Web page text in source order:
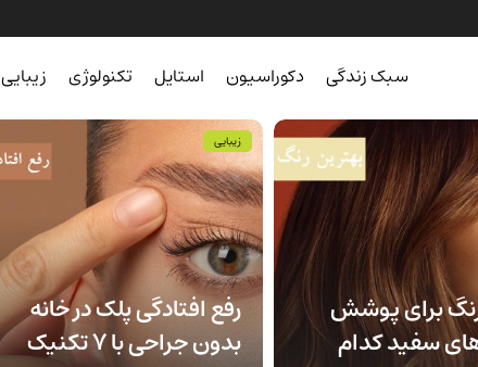
سبک زندگی
دکوراسیون استایل تکنولوژی زیبایی
برای پوشش
سفید کدام
رفع افتادگی پلک در خانه
بدون جراحی با 7 تکنیک
زیبایی